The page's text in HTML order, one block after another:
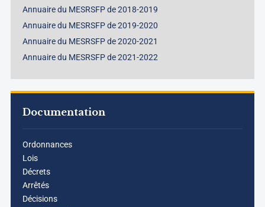
Annuaire du MESRSFP de 2018-2019
Annuaire du MESRSFP de 2019-2020
Annuaire du MESRSFP de 2020-2021
Annuaire du MESRSFP de 2021-2022
Documentation
Ordonnances
Lois
Décrets
Arrêtés
Décisions